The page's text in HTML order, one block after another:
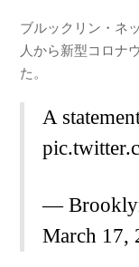
c
o
o
tt
ブルックリン・ネ
人から新型コロナ
た。
A
—
March 17,